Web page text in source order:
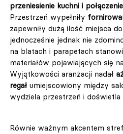
przeniesienie kuchni i
Przestrzeń wypełniły
zapewniły dużą ilość miejsca
jednocześnie jednak nie
na blatach i parapetach
materiałów pojawiających się
Wyjątkowości aranżacji nadał
regał umiejscowiony między
wydziela przestrzeń i
Równie ważnym akcentem